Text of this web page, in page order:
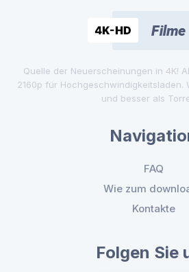
Quelle der Neuerscheinungen in 4K!
2160p für Hochgeschwindigkeitsladen.
und besser als
FAQ
Wie zum
Kontakte
Folgen Sie